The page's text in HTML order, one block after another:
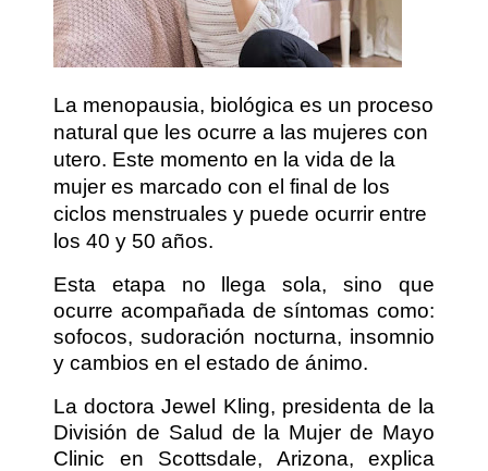
La menopausia, biológica es un proceso
natural que les ocurre a las mujeres con
utero. Este momento en la vida de la
mujer es marcado con el final de los
ciclos menstruales y puede ocurrir entre
los 40 y 50 años.
Esta etapa no llega sola, sino que
ocurre acompañada de síntomas como:
sofocos, sudoración nocturna, insomnio
y cambios en el estado de ánimo.
La doctora Jewel Kling, presidenta de la
División de Salud de la Mujer de Mayo
Clinic en Scottsdale, Arizona, explica